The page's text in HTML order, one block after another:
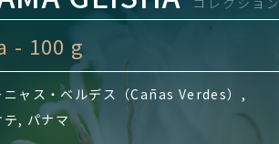
- 100 g
ニャス・ベルデス（Cañas Verdes）,
テ, パナマ